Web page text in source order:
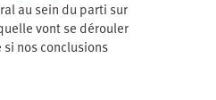
au sein du parti sur
vont se dérouler
nos conclusions